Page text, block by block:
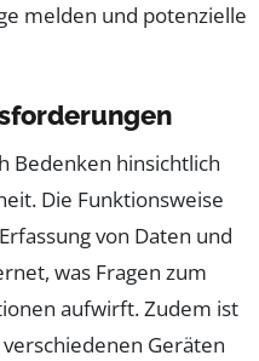
melden und potenzielle
Bedenken hinsichtlich
Die Funktionsweise
von Daten und
was Fragen zum
aufwirft. Zudem ist
Geräten